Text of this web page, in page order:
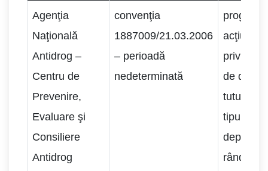
Agenţia
Naţională
Antidrog –
Centru de
Prevenire,
Evaluare şi
Consiliere
Antidrog
convenţia
1887009/21.03.2006
– perioadă
nedeterminată
acţiuni
privind
de
tutun şi
tipuri de
rândul